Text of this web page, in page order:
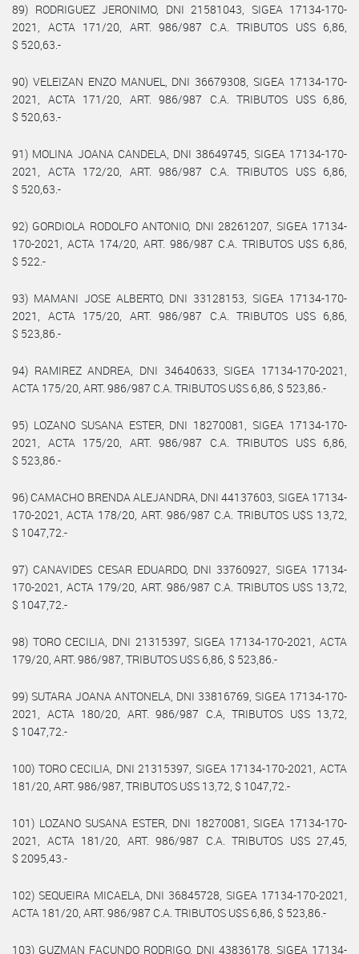
89) RODRIGUEZ JERONIMO, DNI 21581043, SIGEA 17134-170-
2021, ACTA 171/20, ART. 986/987 C.A. TRIBUTOS U$S 6,86,
$ 520,63.-
90) VELEIZAN ENZO MANUEL, DNI 36679308, SIGEA 17134-170-
2021, ACTA 171/20, ART. 986/987 C.A. TRIBUTOS U$S 6,86,
$ 520,63.-
91) MOLINA JOANA CANDELA, DNI 38649745, SIGEA 17134-170-
2021, ACTA 172/20, ART. 986/987 C.A. TRIBUTOS U$S 6,86,
$ 520,63.-
92) GORDIOLA RODOLFO ANTONIO, DNI 28261207, SIGEA 17134-
170-2021, ACTA 174/20, ART. 986/987 C.A. TRIBUTOS U$S 6,86,
$ 522.-
93) MAMANI JOSE ALBERTO, DNI 33128153, SIGEA 17134-170-
2021, ACTA 175/20, ART. 986/987 C.A. TRIBUTOS U$S 6,86,
$ 523,86.-
94) RAMIREZ ANDREA, DNI 34640633, SIGEA 17134-170-2021,
ACTA 175/20, ART. 986/987 C.A. TRIBUTOS U$S 6,86, $ 523,86.-
95) LOZANO SUSANA ESTER, DNI 18270081, SIGEA 17134-170-
2021, ACTA 175/20, ART. 986/987 C.A. TRIBUTOS U$S 6,86,
$ 523,86.-
96) CAMACHO BRENDA ALEJANDRA, DNI 44137603, SIGEA 17134-
170-2021, ACTA 178/20, ART. 986/987 C.A. TRIBUTOS U$S 13,72,
$ 1047,72.-
97) CANAVIDES CESAR EDUARDO, DNI 33760927, SIGEA 17134-
170-2021, ACTA 179/20, ART. 986/987 C.A. TRIBUTOS U$S 13,72,
$ 1047,72.-
98) TORO CECILIA, DNI 21315397, SIGEA 17134-170-2021, ACTA
179/20, ART. 986/987, TRIBUTOS U$S 6,86, $ 523,86.-
99) SUTARA JOANA ANTONELA, DNI 33816769, SIGEA 17134-170-
2021, ACTA 180/20, ART. 986/987 C.A, TRIBUTOS U$S 13,72,
$ 1047,72.-
100) TORO CECILIA, DNI 21315397, SIGEA 17134-170-2021, ACTA
181/20, ART. 986/987, TRIBUTOS U$S 13,72, $ 1047,72.-
101) LOZANO SUSANA ESTER, DNI 18270081, SIGEA 17134-170-
2021, ACTA 181/20, ART. 986/987 C.A. TRIBUTOS U$S 27,45,
$ 2095,43.-
102) SEQUEIRA MICAELA, DNI 36845728, SIGEA 17134-170-2021,
ACTA 181/20, ART. 986/987 C.A. TRIBUTOS U$S 6,86, $ 523,86.-
103) GUZMAN FACUNDO RODRIGO, DNI 43836178, SIGEA 17134-